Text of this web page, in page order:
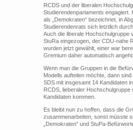
RCDS und der liberalen
Studierendenparlaments engagiert.
als „Demokraten“ bezeichnet, in
Studierendenrats sich letztlich
Auch die liberale Hochschulgruppe
StuRa eingezogen, der CDU-nahe
wurden jetzt gewählt, einer war
Gremium daher automatisch
Wenn man die Gruppen in die
Modells aufteilen möchte, dann
SDS mit insgesamt 14 Kandidaten
RCDS, lieberaler
Kandidaten kommen.
Es bleibt nun zu hoffen, dass die
zusammenarbeiten, sonst müsste
„Demokraten“ und StuPa-